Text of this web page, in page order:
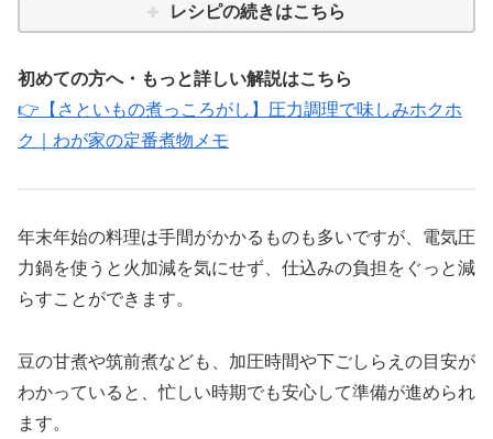
レシピの続きはこちら
初めての方へ・もっと詳しい解説はこちら
👉【さといもの煮っころがし】圧力調理で味しみホクホ
ク｜わが家の定番煮物メモ
年末年始の料理は手間がかかるものも多いですが、電気圧
力鍋を使うと火加減を気にせず、仕込みの負担をぐっと減
らすことができます。
豆の甘煮や筑前煮なども、加圧時間や下ごしらえの目安が
わかっていると、忙しい時期でも安心して準備が進められ
ます。